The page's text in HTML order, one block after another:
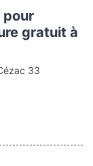
pour
gratuit à
33